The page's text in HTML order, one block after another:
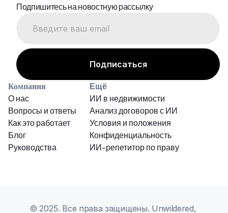
Подпишитесь на новостную рассылку
Компания
О нас
Вопросы и ответы
Как это работает
Блог
Руководства
Ещё
Условия и положения
Анализ договоров с ИИ
ИИ-репетитор по праву
Конфиденциальность
ИИ в недвижимости
© 2025. Все права защищены. Unwildered,